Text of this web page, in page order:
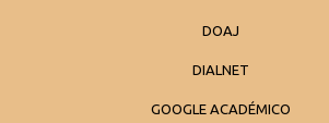
DOAJ
DIALNET
GOOGLE ACADÉMICO